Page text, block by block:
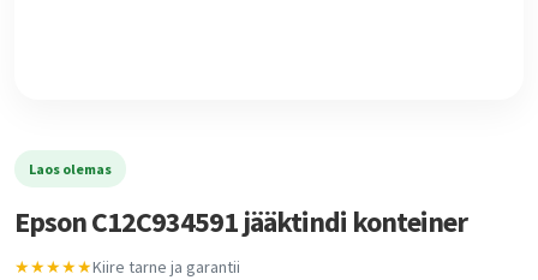
Laos olemas
Epson C12C934591 jääktindi konteiner
★★★★★Kiire tarne ja garantii